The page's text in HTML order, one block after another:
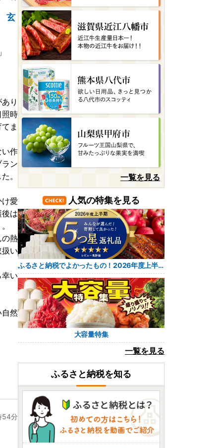
玄
り
照時
ま
い作
ン
。
愛
は
の熱
い
い
然
54分
一覧を見る
人気の特集を見る
ふるさと納税でよかったもの！2026年度上半期 レビュー5つ星返礼品
大容量特集
一覧を見る
ふるさと納税を知る